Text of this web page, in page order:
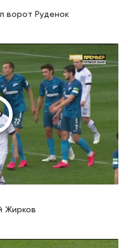
ворот Руденок
Жирков